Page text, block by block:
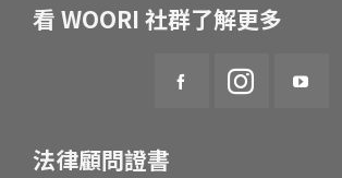
看 WOORI 社群了解更多
法律顧問證書